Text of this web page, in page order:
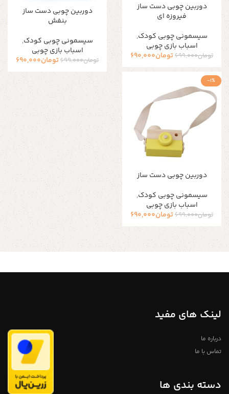
دوربین چوبی دست ساز
فیروزه ای
سیسمونی چوبی کودک,
اسباب بازی چوبی
تومان699,000تومان690,000
دوربین چوبی دست ساز
بنفش
سیسمونی چوبی کودک,
اسباب بازی چوبی
تومان699,000تومان690,000
-1%
دوربین چوبی دست ساز
سیسمونی چوبی کودک,
اسباب بازی چوبی
تومان699,000تومان690,000
لینک های مفید
درباره ما
تماس با ما
دسته بندی ها